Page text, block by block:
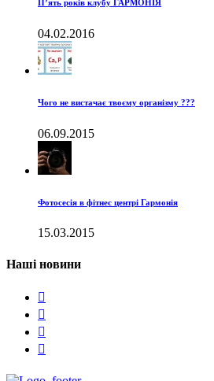
П’ять років клубу ГАРМОНІЯ
04.02.2016
Чого не вистачає твоєму організму ???
06.09.2015
Фотосесія в фітнес центрі Гармонія
15.03.2015
Наші новини



